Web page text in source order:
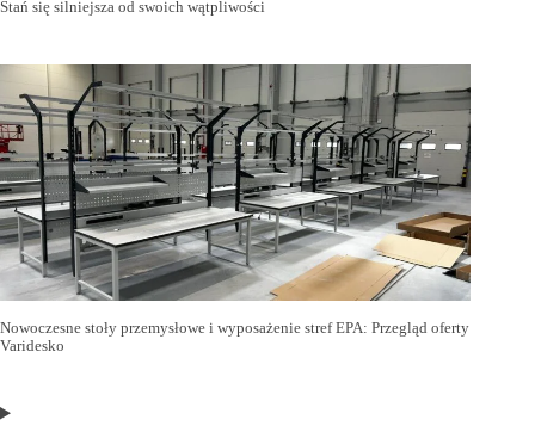
Stań się silniejsza od swoich wątpliwości
Nowoczesne stoły przemysłowe i wyposażenie stref EPA: Przegląd oferty
Varidesko